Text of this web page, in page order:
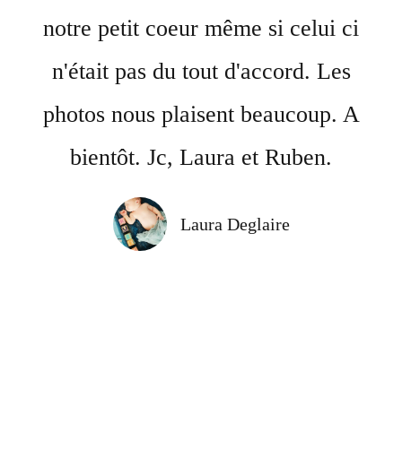
notre petit coeur même si celui ci
n'était pas du tout d'accord. Les
photos nous plaisent beaucoup. A
bientôt. Jc, Laura et Ruben.
Laura Deglaire